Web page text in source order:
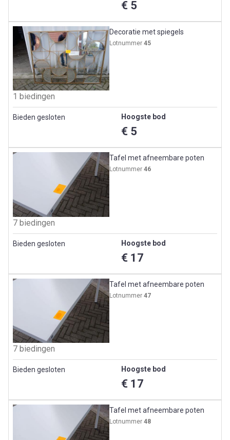
€ 5
Decoratie met spiegels
Lotnummer45
1 biedingen
Bieden gesloten Hoogste bod
€ 5
Tafel met afneembare poten
Lotnummer46
7 biedingen
Bieden gesloten Hoogste bod
€ 17
Tafel met afneembare poten
Lotnummer47
7 biedingen
Bieden gesloten Hoogste bod
€ 17
Tafel met afneembare poten
Lotnummer48